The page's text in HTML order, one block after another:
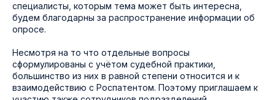
специалисты, которым тема может быть интересна,
будем благодарны за распространение информации об
опросе.
Несмотря на то что отдельные вопросы
сформулированы с учётом судебной практики,
большинство из них в равной степени относится и к
взаимодействию с Роспатентом. Поэтому приглашаем к